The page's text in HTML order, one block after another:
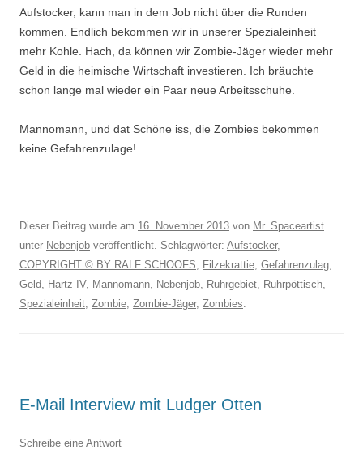
Aufstocker, kann man in dem Job nicht über die Runden
kommen. Endlich bekommen wir in unserer Spezialeinheit
mehr Kohle. Hach, da können wir Zombie-Jäger wieder mehr
Geld in die heimische Wirtschaft investieren. Ich bräuchte
schon lange mal wieder ein Paar neue Arbeitsschuhe.
Mannomann, und dat Schöne iss, die Zombies bekommen
keine Gefahrenzulage!
Dieser Beitrag wurde am 16. November 2013 von Mr. Spaceartist
unter Nebenjob veröffentlicht. Schlagwörter: Aufstocker,
COPYRIGHT © BY RALF SCHOOFS, Filzekrattie, Gefahrenzulag,
Geld, Hartz IV, Mannomann, Nebenjob, Ruhrgebiet, Ruhrpöttisch,
Spezialeinheit, Zombie, Zombie-Jäger, Zombies.
E-Mail Interview mit Ludger Otten
Schreibe eine Antwort